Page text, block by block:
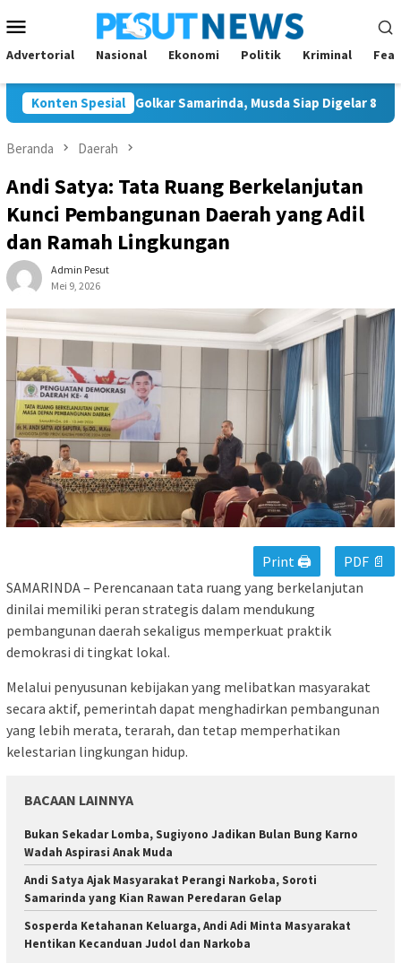
ke
kontenMobile
Advertorial Nasional Ekonomi Politik Kriminal
Konten Spesial
Ketua Golkar Samarinda, Musda Siap Digelar 8 Agustus
Beranda Daerah
Andi Satya: Tata Ruang Berkelanjutan
Kunci Pembangunan Daerah yang Adil
dan Ramah Lingkungan
Admin Pesut
Mei 9, 2026
Print 🖨
PDF 📄
SAMARINDA – Perencanaan tata ruang yang berkelanjutan
dinilai memiliki peran strategis dalam mendukung
pembangunan daerah sekaligus memperkuat praktik
demokrasi di tingkat lokal.
Melalui penyusunan kebijakan yang melibatkan masyarakat
secara aktif, pemerintah dapat menghadirkan pembangunan
yang lebih merata, terarah, dan tetap memperhatikan
kelestarian lingkungan hidup.
BACAAN LAINNYA
Bukan Sekadar Lomba, Sugiyono Jadikan Bulan Bung Karno
Wadah Aspirasi Anak Muda
Andi Satya Ajak Masyarakat Perangi Narkoba, Soroti
Samarinda yang Kian Rawan Peredaran Gelap
Sosperda Ketahanan Keluarga, Andi Adi Minta Masyarakat
Hentikan Kecanduan Judol dan Narkoba